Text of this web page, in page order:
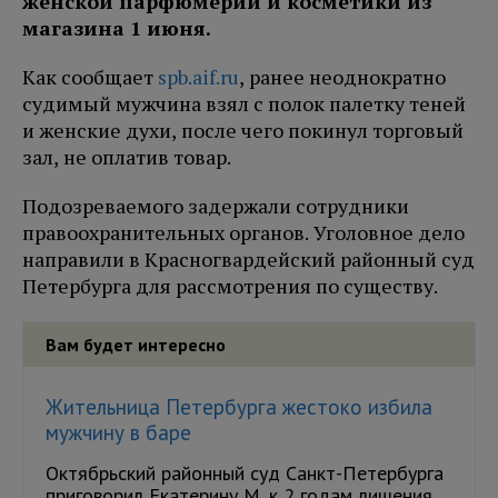
магазина 1 июня.
Как сообщает spb.aif.ru, ранее неоднократно
судимый мужчина взял с полок палетку теней
и женские духи, после чего покинул торговый
зал, не оплатив товар.
Подозреваемого задержали сотрудники
правоохранительных органов. Уголовное дело
направили в Красногвардейский районный суд
Петербурга для рассмотрения по существу.
Вам будет интересно
Жительница Петербурга жестоко избила
мужчину в баре
Октябрьский районный суд Санкт-Петербурга